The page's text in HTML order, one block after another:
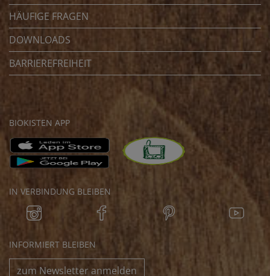
HÄUFIGE FRAGEN
DOWNLOADS
BARRIEREFREIHEIT
BIOKISTEN APP
IN VERBINDUNG BLEIBEN
INFORMIERT BLEIBEN
zum Newsletter anmelden